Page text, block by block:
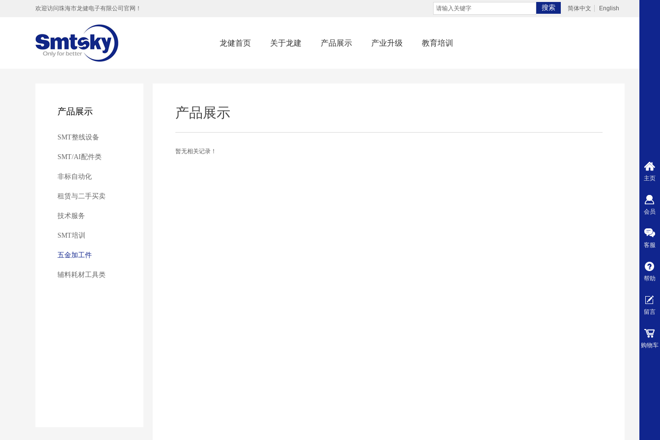
欢迎访问珠海市龙健电子有限公司官网！ 简体中文 English
龙健首页 关于龙建 产品展示 产业升级 教育培训
搜索
产品展示
SMT整线设备
SMT/AI配件类
非标自动化
租赁与二手买卖
技术服务
SMT培训
五金加工件
辅料耗材工具类
产品展示
暂无相关记录！
主页
会员
客服
帮助
留言
购物车